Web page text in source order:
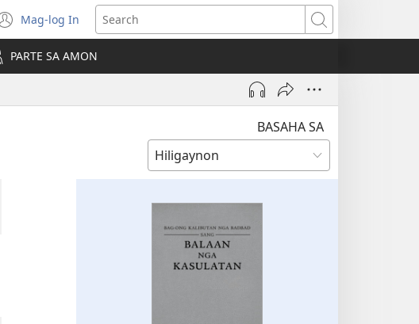
Mag-log In
(opens
new
window)
Search
PARTE SA AMON
BASAHA SA